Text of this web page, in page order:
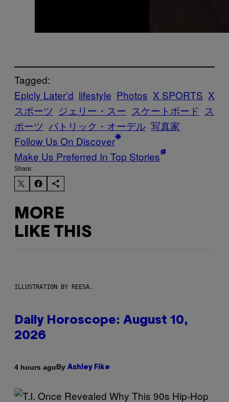
Tagged:
Epicly Later’d lifestyle Photos X SPORTS X
スポーツ ジェリー・スー スケートボード ス
ポーツ パトリック・オーデル 写真家
Follow Us On Discover
Make Us Preferred In Top Stories
Share:
MORE
LIKE THIS
ILLUSTRATION BY REESA.
Daily Horoscope: August 10,
2026
4 hours agoBy Ashley Fike